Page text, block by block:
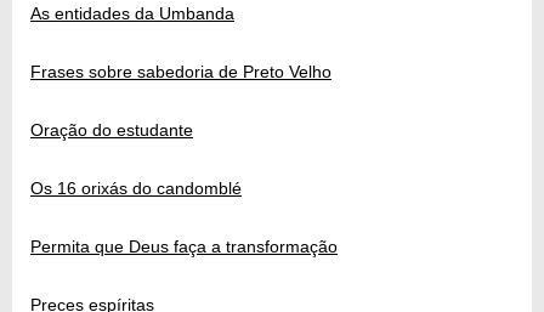
As entidades da Umbanda
Frases sobre sabedoria de Preto Velho
Oração do estudante
Os 16 orixás do candomblé
Permita que Deus faça a transformação
Preces espíritas